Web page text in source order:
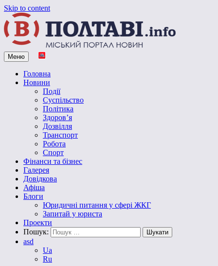
Skip to content
Vpoltave.info
Полтавський портал новин
Меню
Головна
Новини
Події
Суспільство
Політика
Здоров’я
Дозвілля
Транспорт
Робота
Спорт
Фінанси та бізнес
Галерея
Довідкова
Афіша
Блоги
Юридичні питання у сфері ЖКГ
Запитай у юриста
Проекти
Пошук:
asd
Ua
Ru